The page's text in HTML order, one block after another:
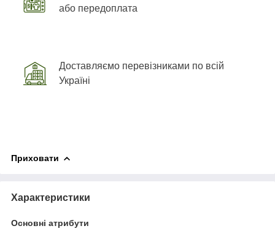
або передоплата
Доставляємо перевізниками по всій
Україні
Приховати
Характеристики
Основні атрибути